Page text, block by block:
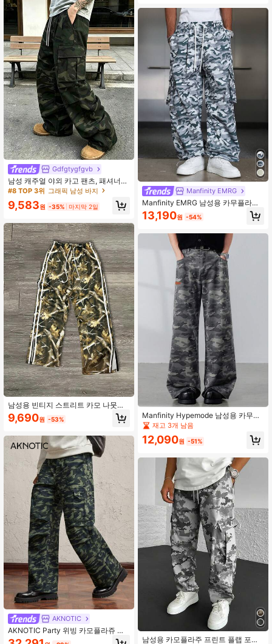
Gdfgtygfgvb
남성 캐주얼 야외 카고 팬츠, 패셔너블
한 작업복 위장 바지, 봄/가을
#8 TOP 3위 그래픽 남성 바지
9,583원 -35% 마지막 2일
남성용 빈티지 스트리트 카모 나뭇잎
올오버 프린트 스티칭 끈 스트레이트
레그 캐주얼 바지
9,690원 -53%
AKNOTIC
AKNOTIC Party 위빙 카모플라쥬 프
린트 중허리 스트레이트 레그 캐주얼
Manfinity EMRG
Manfinity EMRG 남성용 카무플라주
프린트 허리끈 조절형 루즈핏 와이드
팬츠
13,190원 -54%
Manfinity Hypemode 남성용 카무플
라주 프린트 팬츠, 라벨 디테일의 어반
스트릿웨어, 데일리 & 위크엔드
재고 3개 남음
12,090원 -51%
남성용 카모플라주 프린트 플랩 포켓